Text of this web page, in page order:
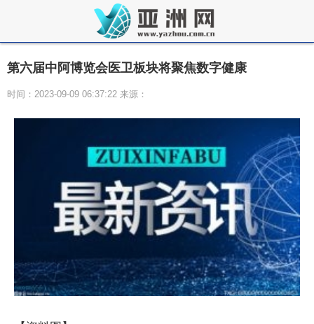
第六届中阿博览会医卫板块将聚焦数字健康
时间：2023-09-09 06:37:22 来源：